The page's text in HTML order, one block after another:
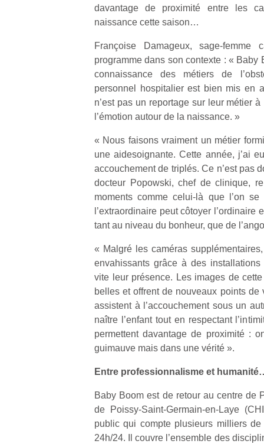
davantage de proximité entre les
naissance cette saison…
Françoise Damageux, sage-femme
programme dans son contexte : « Baby
connaissance des métiers de
personnel hospitalier est bien mis en
n’est pas un reportage sur leur métier
l’émotion autour de la naissance. »
« Nous faisons vraiment un métier
une aidesoignante. Cette année, j’ai
accouchement de triplés. Ce n’est pas
docteur Popowski, chef de clinique,
moments comme celui-là que l’on
l’extraordinaire peut côtoyer
tant au niveau du bonheur, que de
« Malgré les caméras
envahissants grâce à des
vite leur présence. Les images de
belles et offrent de nouveaux points de
assistent à l’accouchement sous un
naître l’enfant tout en respectant
permettent davantage de proximité :
guimauve mais dans une vérité ».
Entre professionnalisme et
Baby Boom est de retour au centre de
de Poissy-Saint-Germain-en-Laye
public qui compte plusieurs milliers
24h/24. Il couvre l’ensemble des
NextGen,
une
nouvelle
trottinette
mécanique
Beeper
Les
débordent
souvent
d’énergie.
Varier les
occupations
n’est pas
toujours
simple.
divertissement,
activité
physique
apprentissage…
trampolines
les petits !
Durant les
vacances
estivales
et avec le
retour des
jours, c’est
l’occasion
pour les
enfants
de…
de